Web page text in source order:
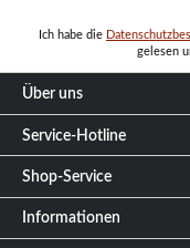
Ich habe die
gelesen
Über uns
Service-Hotline
Shop-Service
Informationen